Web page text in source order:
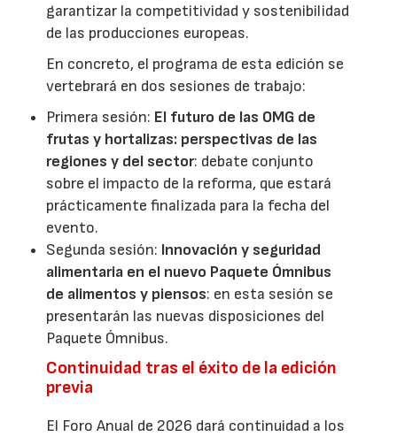
garantizar la competitividad y sostenibilidad
de las producciones europeas.
En concreto, el programa de esta edición se
vertebrará en dos sesiones de trabajo:
Primera sesión: El futuro de las OMG de
frutas y hortalizas: perspectivas de las
regiones y del sector: debate conjunto
sobre el impacto de la reforma, que estará
prácticamente finalizada para la fecha del
evento.
Segunda sesión: Innovación y seguridad
alimentaria en el nuevo Paquete Ómnibus
de alimentos y piensos: en esta sesión se
presentarán las nuevas disposiciones del
Paquete Ómnibus.
Continuidad tras el éxito de la edición
previa
El Foro Anual de 2026 dará continuidad a los